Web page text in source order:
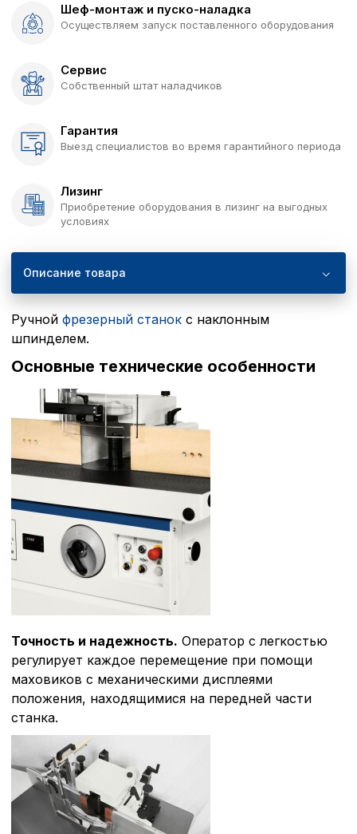
Шеф-монтаж и пуско-наладка
Осуществляем запуск поставленного оборудования
Сервис
Собственный штат наладчиков
Гарантия
Выезд специалистов во время гарантийного периода
Лизинг
Приобретение оборудования в лизинг на выгодных
условиях
Описание товара
Ручной фрезерный станок с наклонным
шпинделем.
Основные технические особенности
Точность и надежность. Оператор с легкостью
регулирует каждое перемещение при помощи
маховиков с механическими дисплеями
положения, находящимися на передней части
станка.